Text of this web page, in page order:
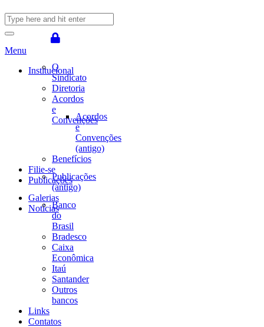
Menu
Institucional
O
Sindicato
Diretoria
Acordos
e
Convenções
Acordos
e
Convenções
(antigo)
Benefícios
Filie-se
PublicaçõesPublicações
(antigo)
Galerias
NotíciasBanco
do
Brasil
Bradesco
Caixa
Econômica
Itaú
Santander
Outros
bancos
Links
Contatos